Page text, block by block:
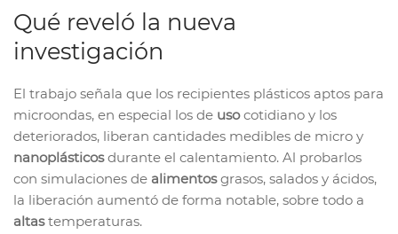
Qué reveló la nueva
investigación
El trabajo señala que los recipientes plásticos aptos para
microondas, en especial los de usocotidiano y los
deteriorados, liberan cantidades medibles de micro y
nanoplásticosdurante el calentamiento. Al probarlos
con simulaciones de alimentosgrasos, salados y ácidos,
la liberación aumentó de forma notable, sobre todo a
altastemperaturas.